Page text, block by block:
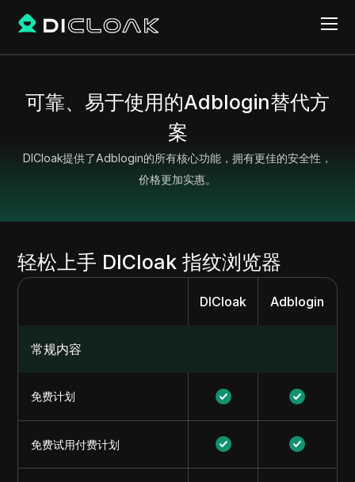
可靠、易于使用的Adblogin替代方
案
DICloak提供了Adblogin的所有核心功能，拥有更佳的安全性，
价格更加实惠。
轻松上手 DICloak 指纹浏览器
DICloak Adblogin
常规内容
免费计划
免费试用付费计划